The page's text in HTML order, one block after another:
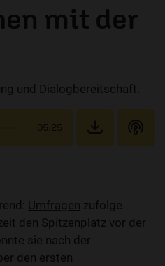
mit der
und Dialogbereitschaft.
05:25
Umfragen zufolge
den Spitzenplatz vor der
sie nach der
den ersten